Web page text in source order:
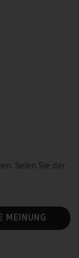
Seien Sie der
MEINUNG